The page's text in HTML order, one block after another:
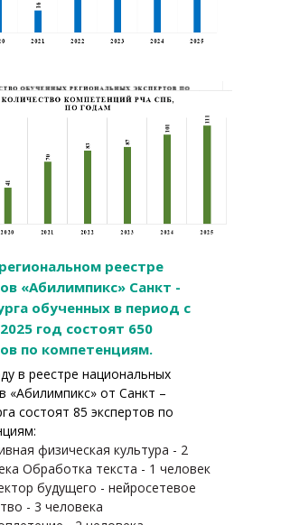
реестре
«Абилимпикс» Санкт -
обученных в период с
год состоят 650
по компетенциям.
в реестре национальных
«Абилимпикс» от Санкт –
состоят 85 экспертов по
физическая культура - 2
Обработка текста - 1 человек
будущего - нейросетевое
- 3 человека